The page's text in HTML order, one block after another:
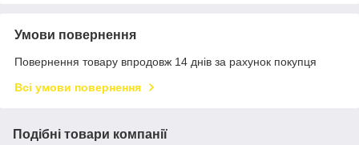
Умови повернення
Повернення товару впродовж 14 днів за рахунок покупця
Всі умови повернення
Подібні товари компанії